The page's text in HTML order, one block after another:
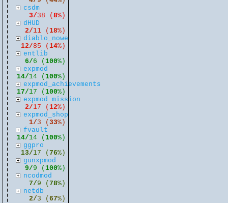
csdm
3/38 (8%)
dHUD
2/11 (18%)
diablo_nowe
12/85 (14%)
entlib
6/6 (100%)
expmod
14/14 (100%)
expmod_achievements
17/17 (100%)
expmod_mission
2/17 (12%)
expmod_shop
1/3 (33%)
fvault
14/14 (100%)
ggpro
13/17 (76%)
gunxpmod
9/9 (100%)
ncodmod
7/9 (78%)
netdb
2/3 (67%)